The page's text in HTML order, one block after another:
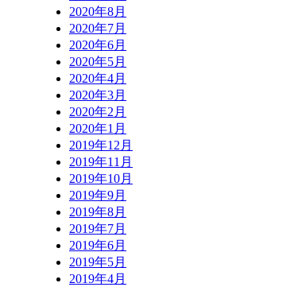
2020年8月
2020年7月
2020年6月
2020年5月
2020年4月
2020年3月
2020年2月
2020年1月
2019年12月
2019年11月
2019年10月
2019年9月
2019年8月
2019年7月
2019年6月
2019年5月
2019年4月